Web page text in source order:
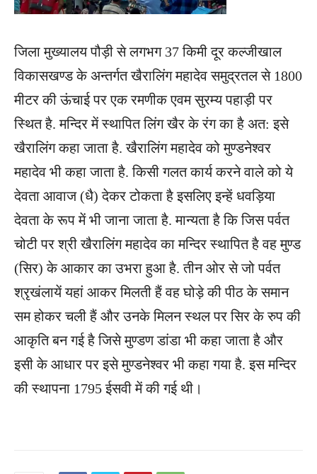
जिला मुख्यालय पौड़ी से लगभग 37 किमी दूर कल्जीखाल
विकासखण्ड के अन्तर्गत खैरालिंग महादेव समुद्रतल से 1800
मीटर की ऊंचाई पर एक रमणीक एवम सुरम्य पहाड़ी पर
स्थित है. मन्दिर में स्थापित लिंग खैर के रंग का है अत: इसे
खैरालिंग कहा जाता है. खैरालिंग महादेव को मुण्डनेश्वर
महादेव भी कहा जाता है. किसी गलत कार्य करने वाले को ये
देवता आवाज (धै) देकर टोकता है इसलिए इन्हें धवड़िया
देवता के रूप में भी जाना जाता है. मान्यता है कि जिस पर्वत
चोटी पर श्री खैरालिंग महादेव का मन्दिर स्थापित है वह मुण्ड
(सिर) के आकार का उभरा हुआ है. तीन ओर से जो पर्वत
श्रृखंलायें यहां आकर मिलती हैं वह घोड़े की पीठ के समान
सम होकर चली हैं और उनके मिलन स्थल पर सिर के रुप की
आकृति बन गई है जिसे मुण्डण डांडा भी कहा जाता है और
इसी के आधार पर इसे मुण्डनेश्वर भी कहा गया है. इस मन्दिर
की स्थापना 1795 ईसवी में की गई थी।